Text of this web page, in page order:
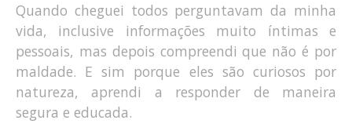
Quando cheguei todos perguntavam da minha
vida, inclusive informações muito íntimas e
pessoais, mas depois compreendi que não é por
maldade. E sim porque eles são curiosos por
natureza, aprendi a responder de maneira
segura e educada.